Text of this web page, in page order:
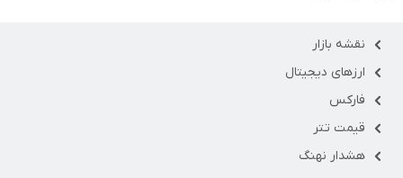
نقشه بازار
ارزهای دیجیتال
فارکس
قیمت تتر
هشدار نهنگ